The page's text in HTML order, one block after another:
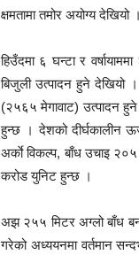
क्षमतामा तमोर अयोग्य देखियो ।
हिउँदमा ६ घन्टा र
बिजुली उत्पादन हुने
(२५६५ मेगावाट) उत्पादन
हुन्छ । देशको दीर्घकालीन
अर्काे विकल्प, बाँध उचाइ
करोड युनिट हुन्छ ।
अझ २५५ मिटर अग्लो बाँध
गरेको अध्ययनमा वर्तमान